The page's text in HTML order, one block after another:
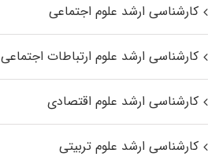
کارشناسی ارشد علوم اجتماعی
کارشناسی ارشد علوم ارتباطات اجتماعی
کارشناسی ارشد علوم اقتصادی
کارشناسی ارشد علوم تربیتی